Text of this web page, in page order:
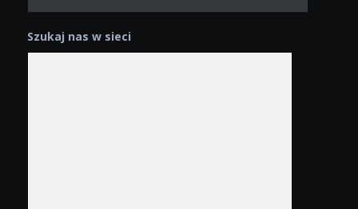
Szukaj nas w sieci